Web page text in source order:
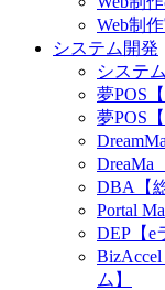
Web制
システム開発
システ
夢POS
夢POS
DreaMa
DBA【
Portal
DEP【e
ム】